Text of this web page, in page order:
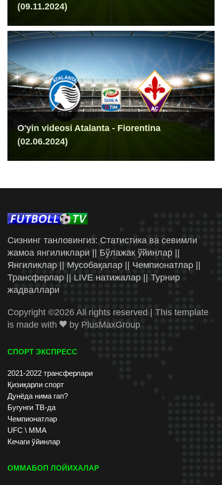
(09.11.2024)
O'yin videosi Atalanta - Fiorentina
(02.06.2024)
Сизнинг танловингиз: Статистика ва севимли
жамоа янгиликлари || Бўлажак ўйинлар ||
Янгиликлар || Мусобақалар || Чемпионатлар ||
Трансферлар || LIVE натижалар || Турнир
жадваллари
Copyright ©2026 All rights reserved | This template
is made with
by PlusMaxGroup
СПОРТ ЭКСПРЕСС
2021-2022 трансферлари
Қизиқарли спорт
Дунёда нима гап?
Бугунги ТВ-да
Чемпионатлар
UFC \ ММА
Кечаги ўйинлар
ОММАБОП ЛОЙИХАЛАР